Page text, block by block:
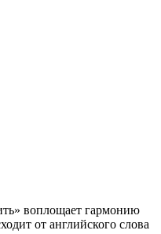
воплощает гармонию
от английского слова